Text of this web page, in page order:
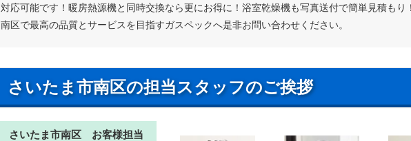
対応可能です！暖房熱源機と同時交換なら更にお得に！浴室乾燥機も写真送付で簡単見積もり
南区で最高の品質とサービスを目指すガスペックへ是非お問い合わせください。
さいたま市南区の担当スタッフのご挨拶
さいたま市南区 お客様担当